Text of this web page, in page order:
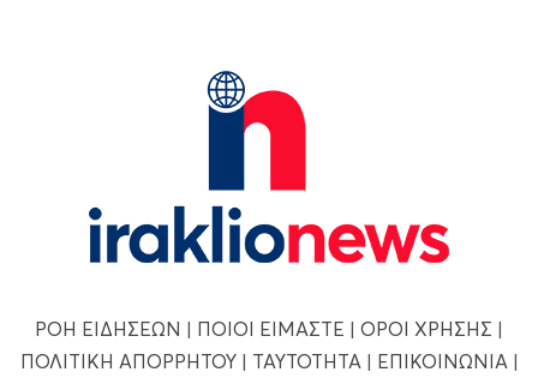
ΡΟΗ ΕΙΔΗΣΕΩΝ | ΠΟΙΟΙ ΕΙΜΑΣΤΕ | ΟΡΟΙ ΧΡΗΣΗΣ |
ΠΟΛΙΤΙΚΗ ΑΠΟΡΡΗΤΟΥ| ΤΑΥΤΟΤΗΤΑ | ΕΠΙΚΟΙΝΩΝΙΑ |